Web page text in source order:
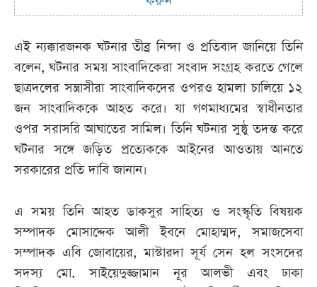
এই ন্যক্কারজনক ঘটনার তীব্র নিন্দা ও প্রতিবাদ জানিয়ে তিনি
বলেন, ঘটনার সময় সাংবাদিকেরা সংবাদ সংগ্রহ করতে গেলে
ছাত্রদলের সন্ত্রাসীরা সাংবাদিকদের ওপরও হামলা চালিয়ে ১২
জন সাংবাদিককে আহত করে। যা গণমাধ্যমের স্বাধীনতার
ওপর সরাসরি আঘাতের সামিল। তিনি ঘটনার সুষ্ঠু তদন্ত করে
ঘটনার সঙ্গে জড়িত প্রত্যেককে আইনের আওতায় আনতে
সরকারের প্রতি দাবি জানান।
এ সময় তিনি আহত ডাকসুর সাহিত্য ও সংস্কৃতি বিষয়ক
সম্পাদক মোসাদ্দেক আলী ইবনে মোহাম্মদ, সমাজসেবা
সম্পাদক এবি জোবায়ের, মাস্টারদা সূর্য সেন হল সংসদের
সদস্য মো. সাইয়েদুজ্জামান নূর আলভী এবং ঢাকা